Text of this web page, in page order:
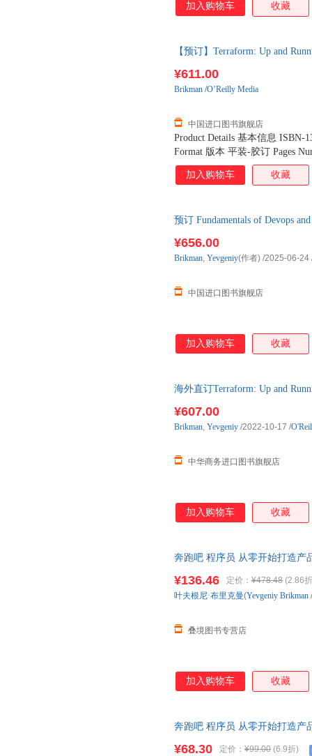
加入购物车 收藏
【预订】Terraform: Up and
Product Details 基本信息 ISBN-
Format 版本 平装-胶订 Pages
Media Publication Date 出版日
x 9.10 x 1.00 Shipping Weight
¥611.00
中国进口图书旗舰店
Brikman /O’Reilly Media
加入购物车 收藏
预订 Fundamentals of Devops
¥656.00
中国进口图书旗舰店
Brikman, Yevgeniy(作者) /2025-06-24
加入购物车 收藏
海外直订Terraform: Up and
¥607.00
中华商务进口图书旗舰店
Brikman, Yevgeniy /2022-10-17 /
加入购物车 收藏
奔跑吧 程序员 从零开始打造产
¥136.46 定价： ¥478.48 (2.86
叠境图书专营店
叶夫根尼·布里克曼(Yevgeniy Brikman
加入购物车 收藏
奔跑吧 程序员 从零开始打造产
¥68.30 定价： ¥99.00 (6.9折)